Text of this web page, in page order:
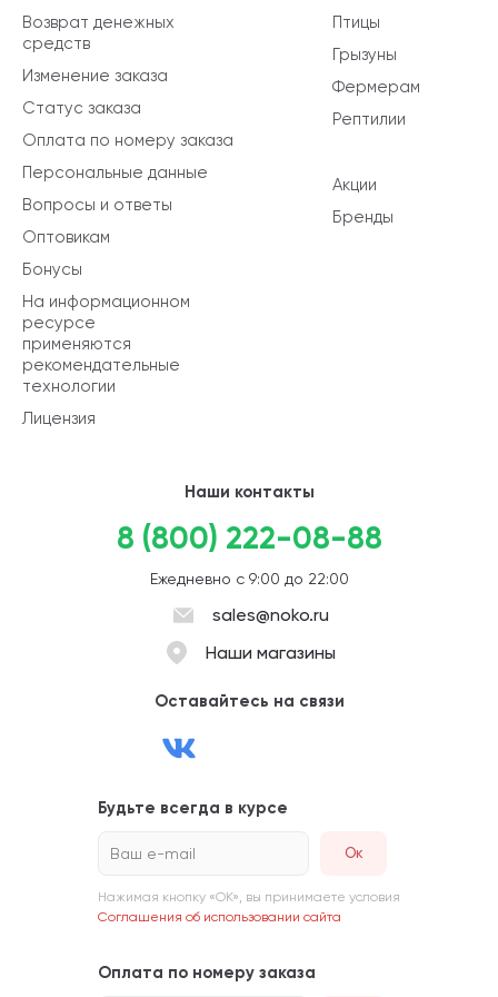
Птицы
Грызуны
Фермерам
Рептилии
Акции
Бренды
Возврат денежных
средств
Изменение заказа
Статус заказа
Оплата по номеру заказа
Персональные данные
Вопросы и ответы
Оптовикам
Бонусы
На информационном
ресурсе
применяются
рекомендательные
технологии
Лицензия
Наши контакты
8 (800) 222-08-88
Ежедневно с 9:00 до 22:00
sales@noko.ru
Наши магазины
Оставайтесь на связи
Будьте всегда в курсе
Ваш e-mail
Нажимая кнопку «ОК», вы принимаете условия
Соглашения об использовании сайта
Оплата по номеру заказа